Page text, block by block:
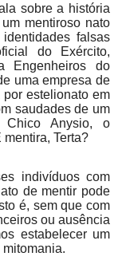
sobre a história
mentiroso nato
falsas
do Exército,
Engenheiros do
uma empresa de
estelionato em
saudades de um
Chico Anysio, o
Terta?
indivíduos com
de mentir pode
é, sem que com
ou ausência
estabelecer um